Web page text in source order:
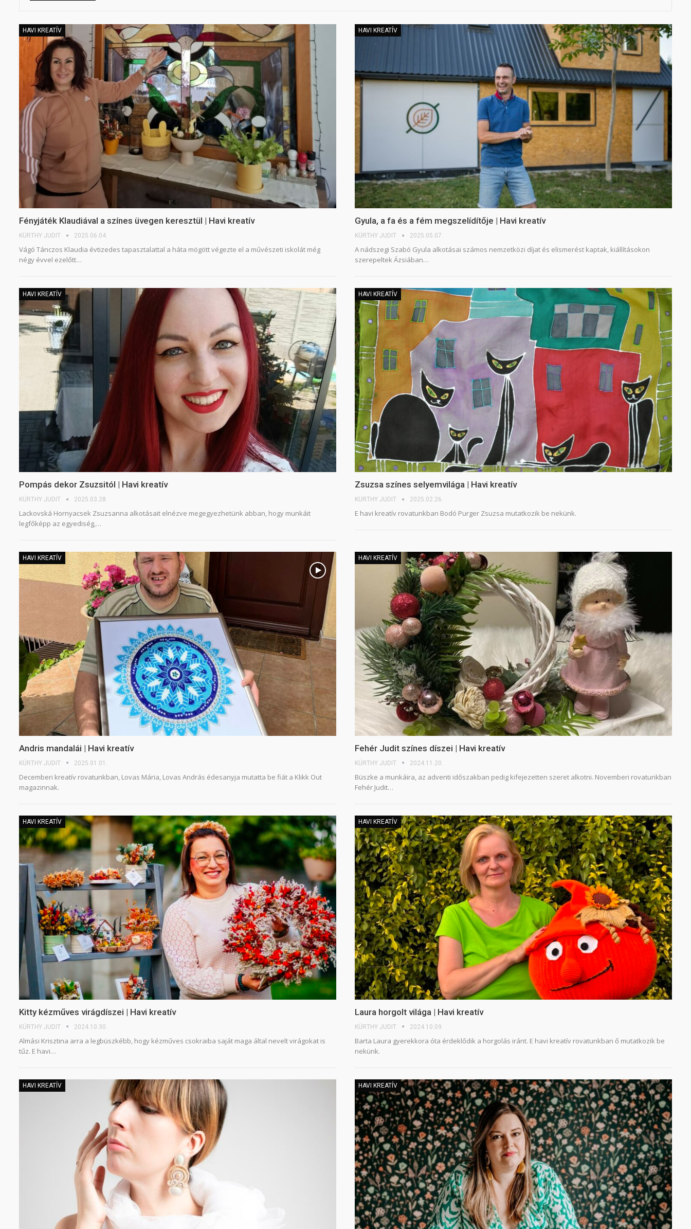
HAVI KREATÍV
Fényjáték Klaudiával a színes üvegen keresztül | Havi kreatív
KÜRTHY JUDIT 2025.06.04.
Vágó Tánczos Klaudia évtizedes tapasztalattal a háta mögött végezte el a művészeti iskolát még
négy évvel ezelőtt…
HAVI KREATÍV
Gyula, a fa és a fém megszelídítője | Havi kreatív
KÜRTHY JUDIT 2025.05.07.
A nádszegi Szabó Gyula alkotásai számos nemzetközi díjat és elismerést kaptak, kiállításokon
szerepeltek Ázsiában…
HAVI KREATÍV
Pompás dekor Zsuzsitól | Havi kreatív
KÜRTHY JUDIT 2025.03.28.
Lackovská Hornyacsek Zsuzsanna alkotásait elnézve megegyezhetünk abban, hogy munkáit
legfőképp az egyediség,…
HAVI KREATÍV
Zsuzsa színes selyemvilága | Havi kreatív
KÜRTHY JUDIT 2025.02.26.
E havi kreatív rovatunkban Bodó Purger Zsuzsa mutatkozik be nekünk.
HAVI KREATÍV
Andris mandalái | Havi kreatív
KÜRTHY JUDIT 2025.01.01.
Decemberi kreatív rovatunkban, Lovas Mária, Lovas András édesanyja mutatta be fiát a Klikk Out
magazinnak.
HAVI KREATÍV
Fehér Judit színes díszei | Havi kreatív
KÜRTHY JUDIT 2024.11.20.
Büszke a munkáira, az adventi időszakban pedig kifejezetten szeret alkotni. Novemberi rovatunkban
Fehér Judit…
HAVI KREATÍV
Kitty kézműves virágdíszei | Havi kreatív
KÜRTHY JUDIT 2024.10.30.
Almási Krisztina arra a legbüszkébb, hogy kézműves csokraiba saját maga által nevelt virágokat is
tűz. E havi…
HAVI KREATÍV
Laura horgolt világa | Havi kreatív
KÜRTHY JUDIT 2024.10.09.
Barta Laura gyerekkora óta érdeklődik a horgolás iránt. E havi kreatív rovatunkban ő mutatkozik be
nekünk.
HAVI KREATÍV HAVI KREATÍV